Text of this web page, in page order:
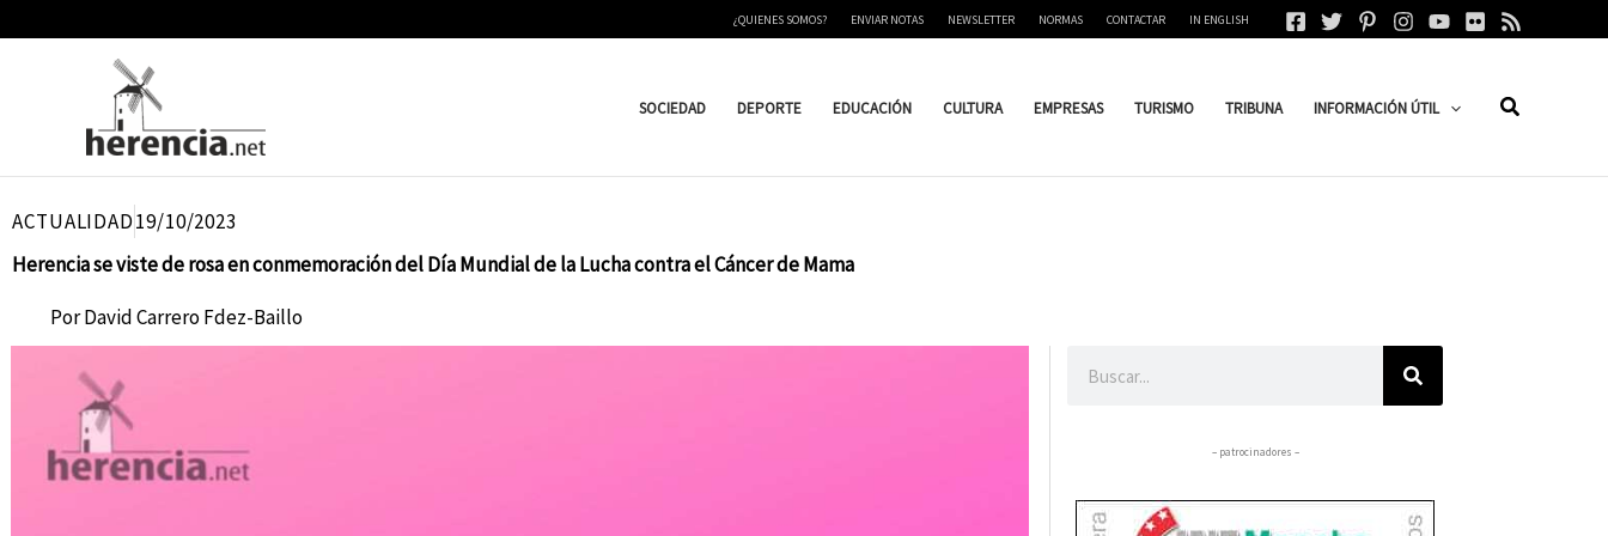
¿QUIENES SOMOS? ENVIAR NOTAS NEWSLETTER NORMAS CONTACTAR IN ENGLISH
SOCIEDAD DEPORTE EDUCACIÓN CULTURA EMPRESAS TURISMO TRIBUNA INFORMACIÓN ÚTIL
ACTUALIDAD19/10/2023
Herencia se viste de rosa en conmemoración del Día Mundial de la Lucha contra el Cáncer de Mama
PorDavid Carrero Fdez-Baillo
– patrocinadores –